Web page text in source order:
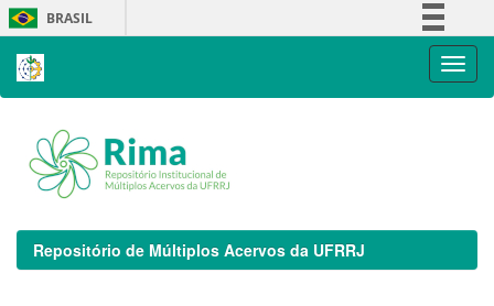
Skip
navigation
BRASIL
Repositório de Múltiplos Acervos da UFRRJ